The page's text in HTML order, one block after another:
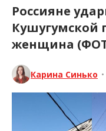
Россияне
Кушугумской
женщина
Карина Синько •